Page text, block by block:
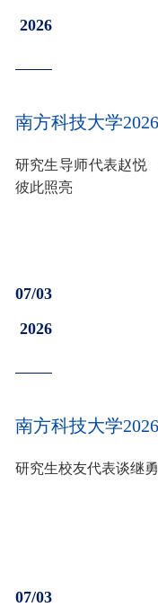
2026
研究生导师代表赵悦
彼此照亮
07/03
2026
研究生校友代表谈继
07/03